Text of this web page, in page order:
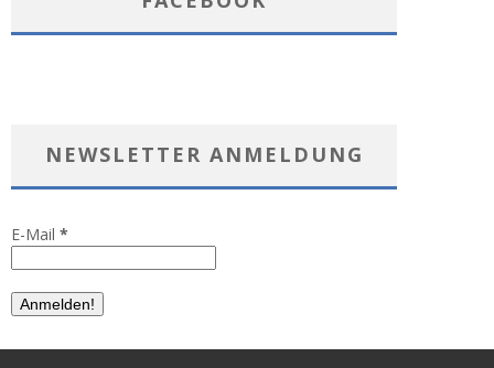
NEWSLETTER ANMELDUNG
E-Mail *